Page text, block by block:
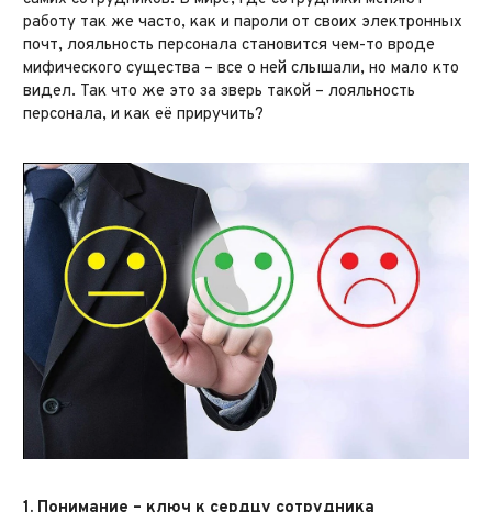
работу так же часто, как и пароли от своих электронных
почт, лояльность персонала становится чем-то вроде
мифического существа – все о ней слышали, но мало кто
видел. Так что же это за зверь такой – лояльность
персонала, и как её приручить?